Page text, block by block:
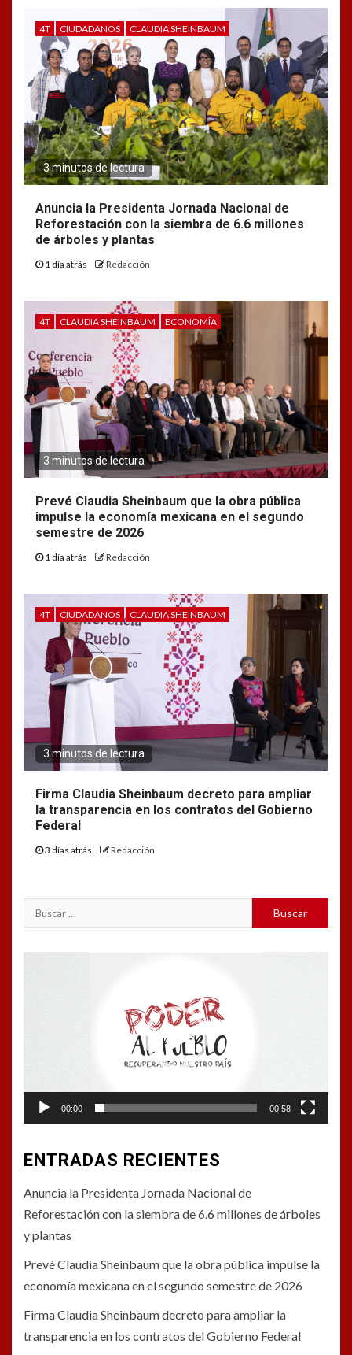
4T CIUDADANOS CLAUDIA SHEINBAUM
3 minutos de lectura
Anuncia la Presidenta Jornada Nacional de
Reforestación con la siembra de 6.6 millones
de árboles y plantas
1 día atrás Redacción
4T CLAUDIA SHEINBAUM ECONOMÍA
3 minutos de lectura
Prevé Claudia Sheinbaum que la obra pública
impulse la economía mexicana en el segundo
semestre de 2026
1 día atrás Redacción
4T CIUDADANOS CLAUDIA SHEINBAUM
3 minutos de lectura
Firma Claudia Sheinbaum decreto para ampliar
la transparencia en los contratos del Gobierno
Federal
3 días atrás Redacción
Buscar:
00:00 00:58
ENTRADAS RECIENTES
Anuncia la Presidenta Jornada Nacional de
Reforestación con la siembra de 6.6 millones de árboles
y plantas
Prevé Claudia Sheinbaum que la obra pública impulse la
economía mexicana en el segundo semestre de 2026
Firma Claudia Sheinbaum decreto para ampliar la
transparencia en los contratos del Gobierno Federal